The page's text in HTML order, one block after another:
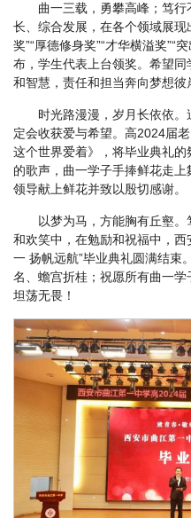
曲一三载，勇攀高峰；笃
长、综合发展，在各个领域展
奖”“厚德修身奖”“才华横溢奖”“
布，学生代表上台领奖。希望
和智慧，责任和担当奔向梦想彼
时光路漫漫，岁月长依依
定会收获爱与希望。高2024届
这个世界爱着》，将毕业典礼
的歌声，曲一学子手捧鲜花走
领导献上鲜花并致以殷切感谢。
以梦为马，方能胸有丘壑
和欢笑中，在勉励和祝福中，
一 扬帆远航”毕业典礼圆满结束
名、蟾宫折桂；祝愿所有曲一学
坦荡无畏！